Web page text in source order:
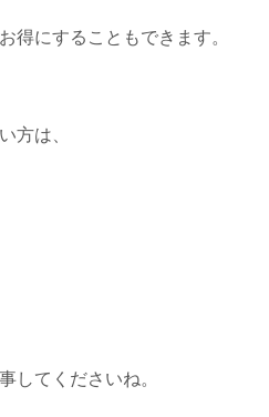
得にすることもできます。
方は、
してくださいね。